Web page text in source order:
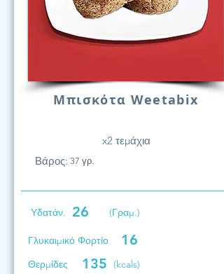
Μπισκότα Weetabix
x2 τεμάχια
Βάρος: 37 γρ.
Υδατάν. 26 (Γραμ.)
Γλυκαιμικό Φορτίο 16
Θερμίδες 135 (kcals)